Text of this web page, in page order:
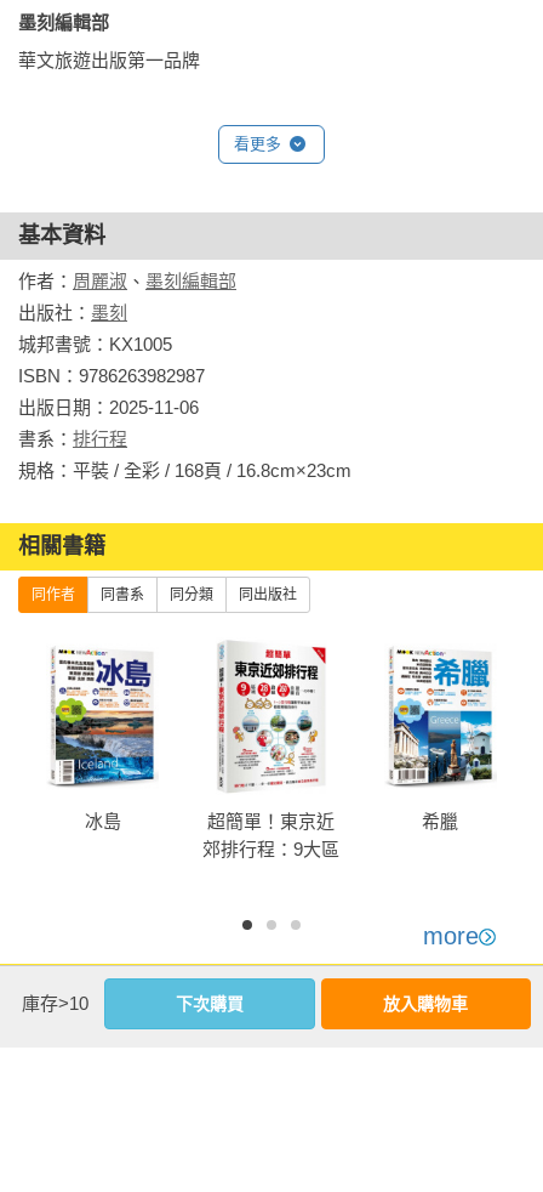
通通圖表式整理，搭配超詳盡解說和分析，協助你以划算、省
時、高CP值的方式暢遊沖繩。
1.講到日本自由行什麼的，只有「茫然」兩字
2.只聽過那霸、石垣島，卻對沖繩整體周邊地區都是一張白紙
3.想嘗試大範圍玩東沖繩，卻對行程如何串聯束手無策
4.查資料好麻煩，渴望懶人包降臨
到沖繩自助旅行超簡單！
跟著行程走，照著路線玩，你也可以是日本自助旅行小達人！
墨刻編輯部
華文旅遊出版第一品牌
看更多
基本資料
作者： 周麗淑 、 墨刻編輯部
出版社： 墨刻
城邦書號：KX1005
ISBN：9786263982987
出版日期：2025-11-06
書系： 排行程
規格：平裝 / 全彩 / 168頁 / 16.8cm×23cm
相關書籍
同作者 同書系 同分類 同出版社
冰島
超簡單！東京近
郊排行程：9大區
次串聯！1～2日
行程讓新手或玩
家都能輕鬆自由
希臘
more
優惠活動快訊
庫存>10 下次購買 放入購物車